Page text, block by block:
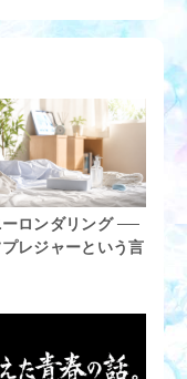
ーロンダリング ──
レジャーという言